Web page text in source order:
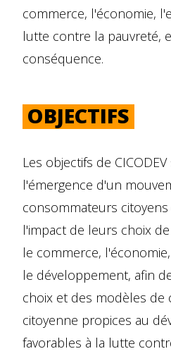
commerce, l'économie,
lutte contre la pauvreté,
conséquence.
OBJECTIFS
Les objectifs de
l'émergence d'un
consommateurs
l'impact de leurs choix
le commerce,
le développement, afin
choix et des modèles de
citoyenne propices au
favorables à la lutte